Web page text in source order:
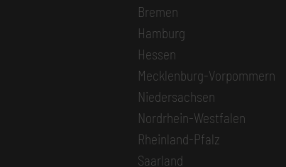
Bremen
Hamburg
Hessen
Mecklenburg-Vorpommern
Niedersachsen
Nordrhein-Westfalen
Rheinland-Pfalz
Saarland